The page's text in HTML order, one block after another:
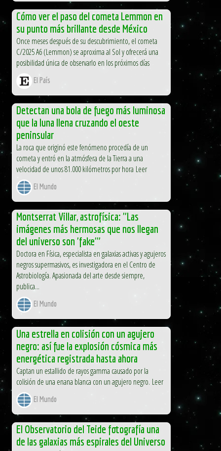
Cómo ver el paso del cometa Lemmon en
su punto más brillante desde México
Once meses después de su descubrimiento, el cometa
C/2025 A6 (Lemmon) se aproxima al Sol y ofrecerá una
posibilidad única de observarlo en los próximos días
El País
Detectan una bola de fuego más luminosa
que la luna llena cruzando el oeste
peninsular
La roca que originó este fenómeno procedía de un
cometa y entró en la atmósfera de la Tierra a una
velocidad de unos 81.000 kilómetros por hora Leer
El Mundo
Montserrat Villar, astrofísica: "Las
imágenes más hermosas que nos llegan
del universo son 'fake'"
Doctora en Física, especialista en galaxias activas y agujeros
negros supermasivos, es investigadora en el Centro de
Astrobiología. Apasionada del arte desde siempre,
publica...
El Mundo
Una estrella en colisión con un agujero
negro: así fue la explosión cósmica más
energética registrada hasta ahora
Captan un estallido de rayos gamma causado por la
colisión de una enana blanca con un agujero negro. Leer
El Mundo
El Observatorio del Teide fotografía una
de las galaxias más espirales del Universo